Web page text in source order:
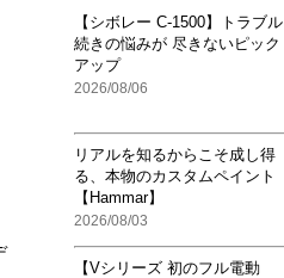
【シボレー C-1500】トラブル
続きの悩みが 尽きないピック
アップ
2026/08/06
リアルを知るからこそ成し得
る、本物のカスタムペイント
【Hammar】
2026/08/03
【Vシリーズ 初のフル電動